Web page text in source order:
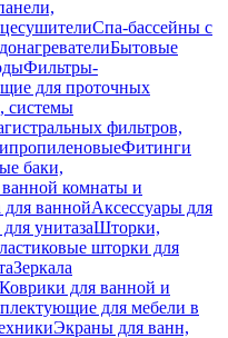
Спа-бассейны с
Бытовые
Фильтры-
для проточных
системы
фильтров,
Фитинги
баки,
комнаты и
для ваннойАксессуары для
унитазаШторки,
шторки для
Зеркала
Коврики для ванной и
для мебели в
Экраны для ванн,